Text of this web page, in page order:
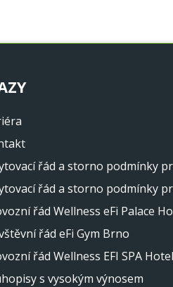
řád a storno podmínky
řád a storno podmínky
řád Wellness eFi Palace
řád eFi Gym Brno
řád Wellness EFI SPA
s vysokým výnosem